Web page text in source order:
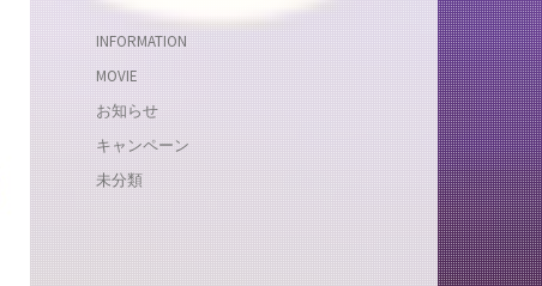
INFORMATION
MOVIE
お知らせ
キャンペーン
未分類